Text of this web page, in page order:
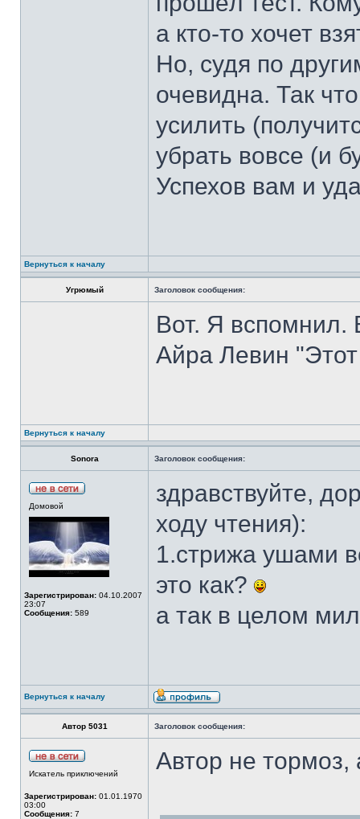
а кто-то хочет
Но, судя по
очевидна. Так
усилить
убрать вовсе (и
Успехов вам и
Вернуться к началу
Угрюмый Заголовок сообщения:
Вот. Я вспомнил.
Айра Левин
Вернуться к началу
Sonora Заголовок сообщения:
Домовой
Зарегистрирован: 04.10.2007
23:07
Сообщения: 589
здравствуйте,
ходу чтения):
1.стрижа ушами
это как?
а так в целом
Вернуться к началу
Автор 5031 Заголовок сообщения:
Искатель приключений
Зарегистрирован: 01.01.1970
03:00
Сообщения: 7
Автор не